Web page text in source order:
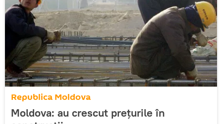
Republica Moldova
Moldova: au crescut preţurile în